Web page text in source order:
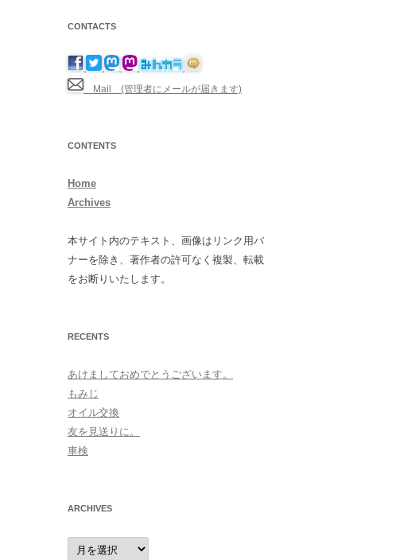
CONTACTS
Mail (管理者にメールが届きます)
CONTENTS
Home
Archives
本サイト内のテキスト、画像はリンク用バ
ナーを除き、著作者の許可なく複製、転載
をお断りいたします。
RECENTS
あけましておめでとうございます。
もみじ
オイル交換
友を見送りに。
車検
ARCHIVES
archives